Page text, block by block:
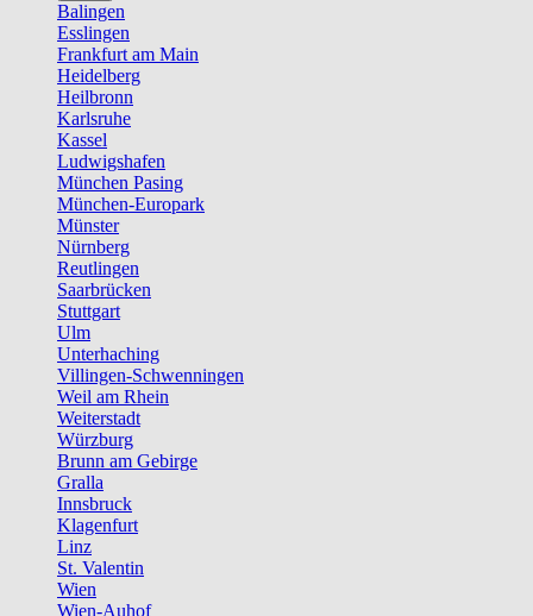
Balingen
Esslingen
Frankfurt am Main
Heidelberg
Heilbronn
Karlsruhe
Kassel
Ludwigshafen
München Pasing
München-Europark
Münster
Nürnberg
Reutlingen
Saarbrücken
Stuttgart
Ulm
Unterhaching
Villingen-Schwenningen
Weil am Rhein
Weiterstadt
Würzburg
Brunn am Gebirge
Gralla
Innsbruck
Klagenfurt
Linz
St. Valentin
Wien
Wien-Auhof